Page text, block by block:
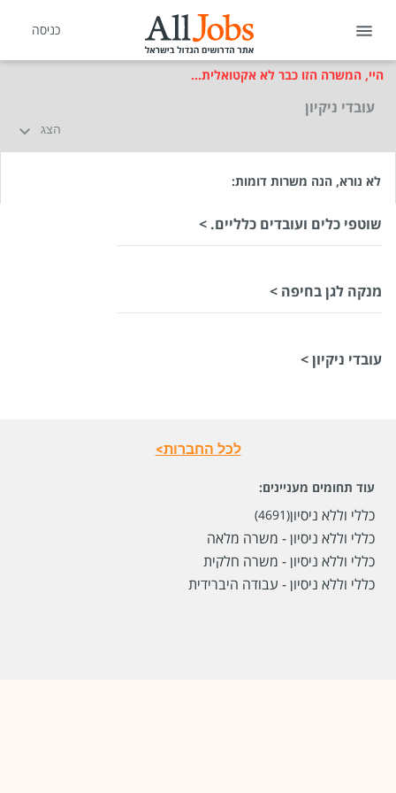
כניסה
היי, המשרה הזו כבר לא אקטואלית...
עובדי ניקיון
הצג
סוג משרה משרה חלקית
לא נורא, הנה משרות דומות:
שוטפי כלים ועובדים כלליים. >
מנקה לגן בחיפה >
עובדי ניקיון >
לכל החברות>
עוד תחומים מעניינים:
כללי וללא ניסיון(4691)
כללי וללא ניסיון - משרה מלאה
כללי וללא ניסיון - משרה חלקית
כללי וללא ניסיון - עבודה היברידית